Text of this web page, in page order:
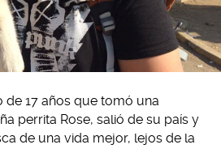
de 17 años que tomó una
perrita Rose, salió de su país y
de una vida mejor, lejos de la